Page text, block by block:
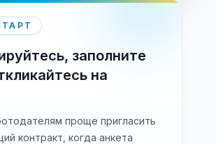
заполните
на
проще пригласить
контракт, когда анкета